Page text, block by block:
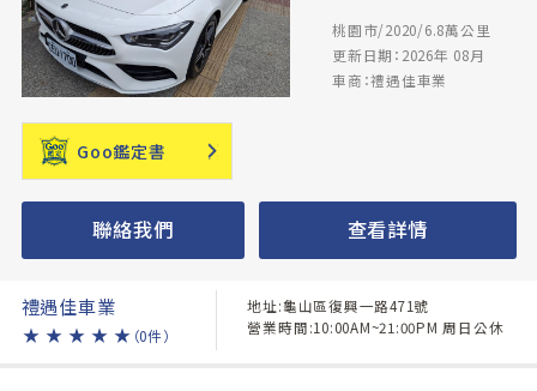
桃園市/2020/6.8萬公里
更新日期：2026年 08月
車商：禮遇佳車業
Goo鑑定書
聯絡我們 查看詳情
禮遇佳車業
★ ★ ★ ★ ★ （0件）
地址:龜山區復興一路471號
營業時間:10:00AM~21:00PM 周日公休